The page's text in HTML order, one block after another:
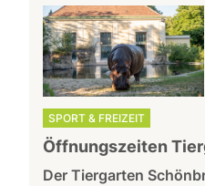
SPORT & FREIZEIT
Öffnungszeiten
Der Tiergarten